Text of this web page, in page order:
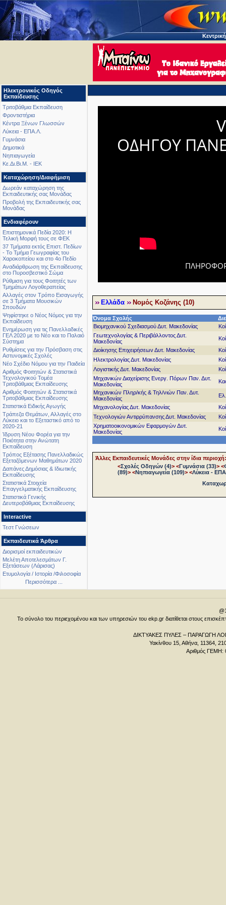
Ηλεκτρονικός Οδηγός
Εκπαίδευσης
Τριτοβάθμια Εκπαίδευση
Φροντιστήρια
Κέντρα Ξένων Γλωσσών
Λύκεια - ΕΠΑ.Λ.
Γυμνάσια
Δημοτικά
Νηπιαγωγεία
Κε.Δι.Βι.Μ. - ΙΕΚ
Καταχώρηση/Διαφήμιση
Δωρεάν καταχώρηση της
Εκπαιδευτικής σας Μονάδας
Προβολή της Εκπαιδευτικής σας
Μονάδας
Ενδιαφέρουν
Επιστημονικά Πεδία 2020: Η
Τελική Μορφή τους σε ΦΕΚ
37 Τμήματα εκτός Επιστ. Πεδίων
- Το Τμήμα Γεωγραφίας του
Χαροκοπείου και στο 4ο Πεδίο
Αναδιάρθρωση της Εκπαίδευσης
στο Πυροσβεστικό Σώμα
Ρύθμιση για τους Φοιτητές των
Τμημάτων Λογοθεραπείας
Αλλαγές στον Τρόπο Εισαγωγής
σε 3 Τμήματα Μουσικών
Σπουδών
Ψηφίστηκε ο Νέος Νόμος για την
Εκπαίδευση
Ενημέρωση για τις Πανελλαδικές
ΓΕΛ 2020 με το Νέο και το Παλαιό
Σύστημα
Ρυθμίσεις για την Πρόσβαση στις
Αστυνομικές Σχολές
Νέο Σχέδιο Νόμου για την Παιδεία
Αριθμός Φοιτητών & Στατιστικά
Τεχνολογικού Τομέα
Τριτοβάθμιας Εκπαίδευσης
Αριθμός Φοιτητών & Στατιστικά
Τριτοβάθμιας Εκπαίδευσης
Στατιστικά Ειδικής Αγωγής
Τράπεζα Θεμάτων, Αλλαγές στο
Λύκειο και το Εξεταστικό από το
2020-21
Ίδρυση Νέου Φορέα για την
Ποιότητα στην Ανώτατη
Εκπαίδευση
Τρόπος Εξέτασης Πανελλαδικώς
Εξεταζόμενων Μαθημάτων 2020
Δαπάνες Δημόσιας & Ιδιωτικής
Εκπαίδευσης
Στατιστικά Στοιχεία
Επαγγελματικής Εκπαίδευσης
Στατιστικά Γενικής
Δευτεροβάθμιας Εκπαίδευσης
Interactive
Τεστ Γνώσεων
Εκπαιδευτικά Άρθρα
Διορισμοί εκπαιδευτικών
Μελέτη Αποτελεσμάτων Γ.
Εξετάσεων (Λάρισας)
Ετυμολογία / Ιστορία /Φιλοσοφία
Περισσότερα ...
ΟΔΗΓΟΥ
Ελλάδα Νομός Κοζάνης (10)
Όνομα Σχολής
Βιομηχανικού Σχεδιασμού Δυτ. Μακεδονίας
Γεωτεχνολογίας & Περιβάλλοντος Δυτ.
Μακεδονίας
Διοίκησης Επιχειρήσεων Δυτ. Μακεδονίας
Ηλεκτρολογίας Δυτ. Μακεδονίας
Λογιστικής Δυτ. Μακεδονίας
Μηχανικών Διαχείρισης Ενεργ. Πόρων Παν. Δυτ.
Μακεδονίας
Μηχανικών Πληρ/κής & Τηλ/νιών Παν. Δυτ.
Μακεδονίας
Μηχανολογίας Δυτ. Μακεδονίας
Τεχνολογιών Αντιρρύπανσης Δυτ. Μακεδονίας
Χρηματοοικονομικών Εφαρμογών Δυτ.
Μακεδονίας
Άλλες Εκπαιδευτικές Μονάδες στην ίδια περιοχή:
<Σχολές Οδηγών (4)> <Γυμνάσια (33)> <
(89)> <Νηπιαγωγεία (109)> <Λύκεια -
Το σύνολο του περιεχομένου και των υπηρεσιών του ekp.gr διατίθεται στους
ΔΙΚΤΥΑΚΕΣ ΠΥΛΕΣ – ΠΑΡΑΓΩΓΗ
Υακίνθου 15, Αθήνα, 11364,
Αριθμός ΓΕΜΗ: